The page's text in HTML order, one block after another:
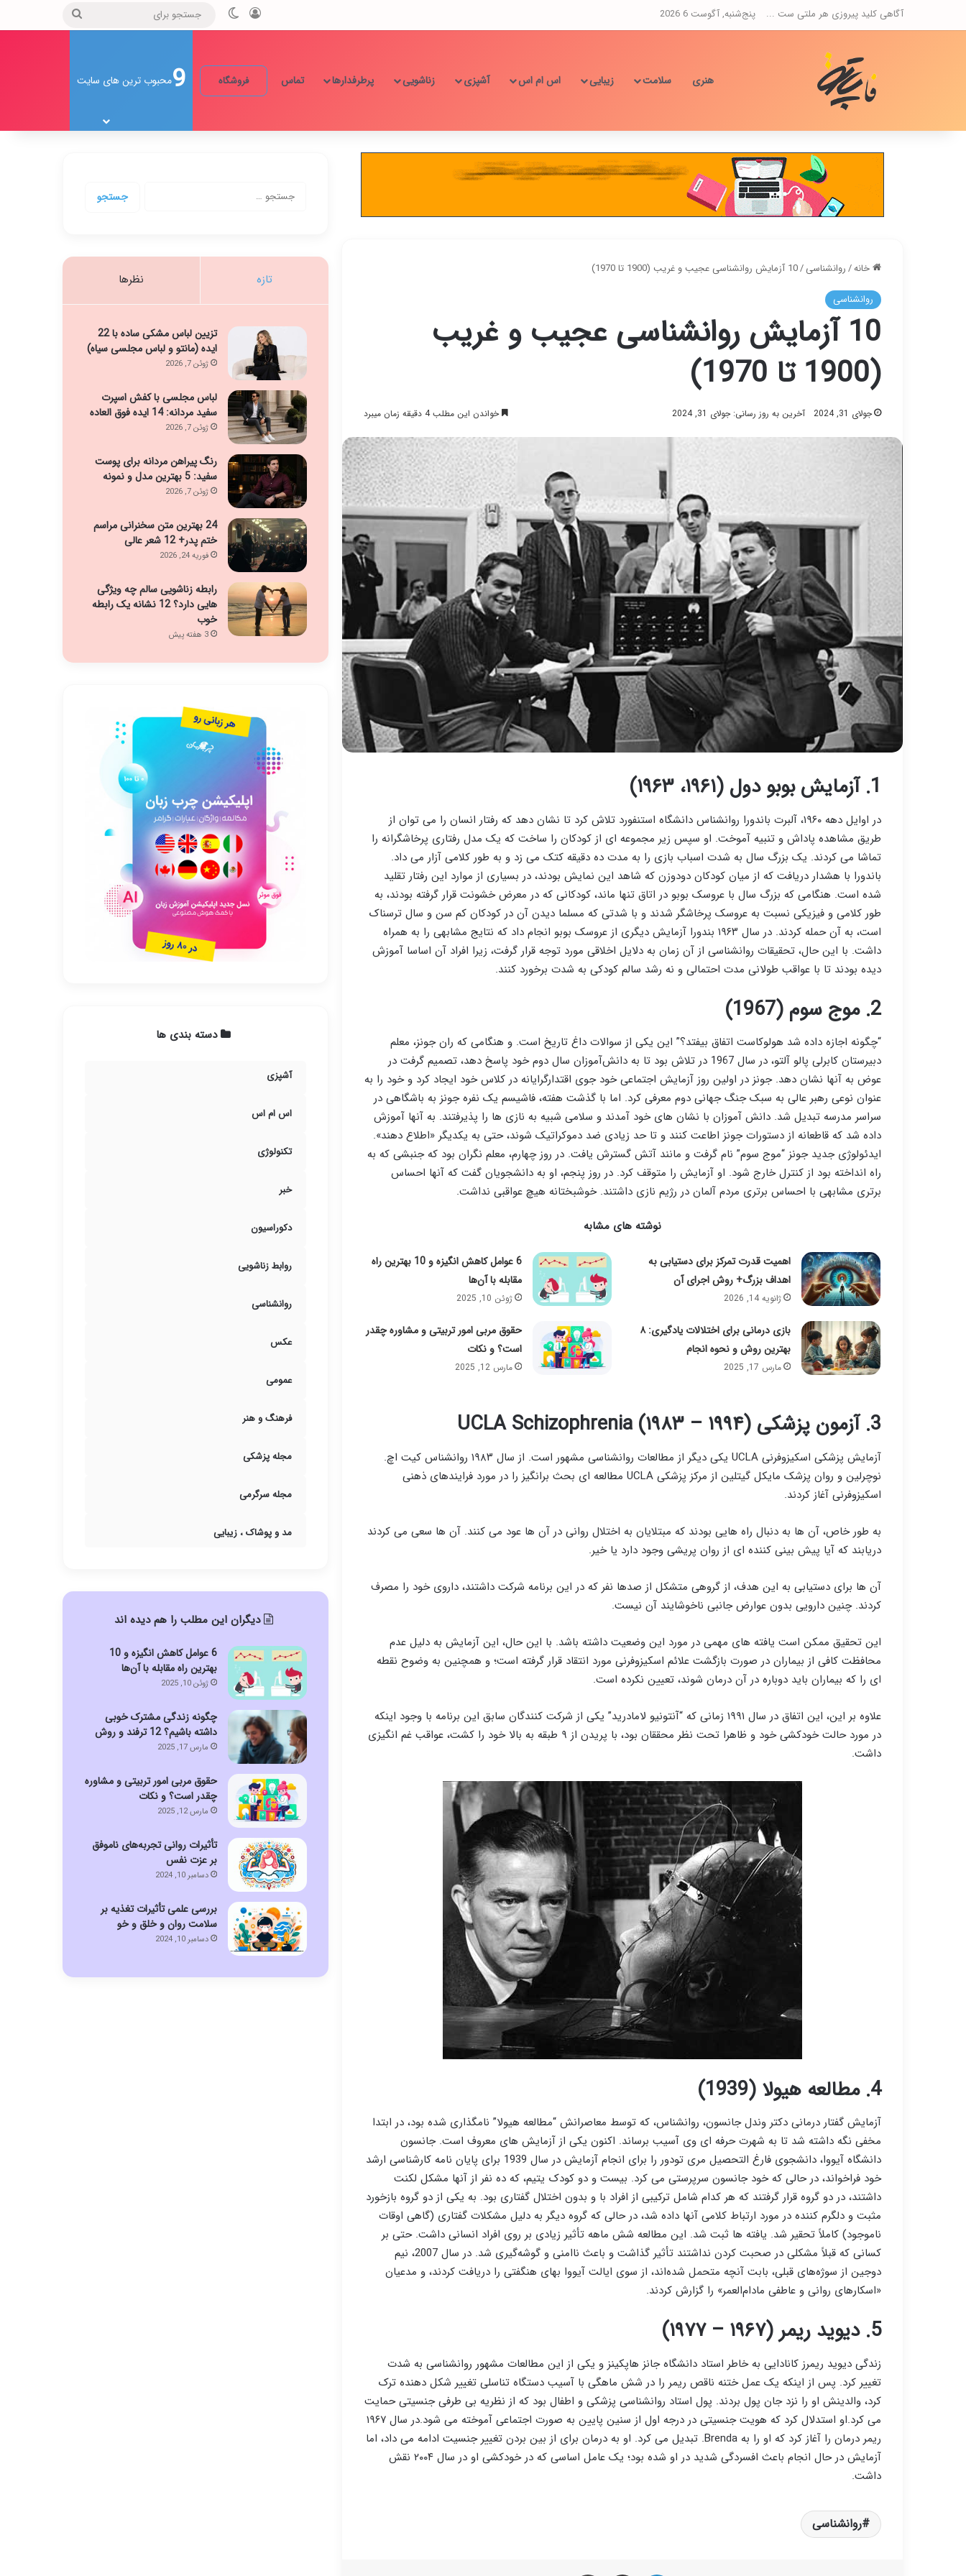
آگاهی کلید پیروزی هر ملتی ست ... پنج‌شنبه, آگوست 6 2026 ورود تغییر پوسته
جستجو
هنری سلامت زیبایی اس ام اس آشپزی زناشویی پرطرفدارها تماس فروشگاه 9محبوب ترین های سایت
خانه/روانشناسی/10 آزمایش روانشناسی عجیب و غریب (1900 تا 1970)
روانشناسی
10 آزمایش روانشناسی عجیب و غریب
(1900 تا 1970)
جولای 31, 2024 آخرین به روز رسانی: جولای 31, 2024 خواندن این مطلب 4 دقیقه زمان میبرد
1. آزمایش بوبو دول (۱۹۶۱، ۱۹۶۳)
در اوایل دهه ۱۹۶۰، آلبرت باندورا روانشناس دانشگاه استنفورد تلاش کرد تا نشان دهد که رفتار انسان را می توان از
طریق مشاهده پاداش و تنبیه آموخت. او سپس زیر مجموعه ای از کودکان را ساخت که یک مدل رفتاری پرخاشگرانه را
تماشا می کردند. یک بزرگ سال به شدت اسباب بازی را به مدت ده دقیقه کتک می زد و به طور کلامی آزار می داد.
باندورا با هشدار دریافت که از میان کودکان دودوزن که شاهد این نمایش بودند، در بسیاری از موارد این رفتار تقلید
شده است. هنگامی که بزرگ سال با عروسک بوبو در اتاق تنها ماند، کودکانی که در معرض خشونت قرار گرفته بودند، به
طور کلامی و فیزیکی نسبت به عروسک پرخاشگر شدند و با شدتی که مسلما دیدن آن در کودکان کم سن و سال ترسناک
است، به آن حمله کردند. در سال ۱۹۶۳ بندورا آزمایش دیگری از عروسک بوبو انجام داد که نتایج مشابهی را به همراه
داشت. با این حال، تحقیقات روانشناسی از آن زمان به دلایل اخلاقی مورد توجه قرار گرفت، زیرا افراد آن اساسا آموزش
دیده بودند تا با عواقب طولانی مدت احتمالی و نه رشد سالم کودکی به شدت برخورد کنند.
2. موج سوم (1967)
“چگونه اجازه داده شد هولوکاست اتفاق بیفتد؟” این یکی از سوالات داغ تاریخ است. و هنگامی که ران جونز، معلم
دبیرستان کابرلی پالو آلتو، در سال 1967 در تلاش بود تا به دانش‌آموزان سال دوم خود پاسخ دهد، تصمیم گرفت در
عوض به آنها نشان دهد. جونز در اولین روز آزمایش اجتماعی خود جوی اقتدارگرایانه در کلاس خود ایجاد کرد و خود را به
عنوان نوعی رهبر عالی به سبک جنگ جهانی دوم معرفی کرد. اما با گذشت هفته، فاشیسم یک نفره جونز به باشگاهی در
سراسر مدرسه تبدیل شد. دانش آموزان با نشان های خود آمدند و سلامی شبیه به نازی ها را پذیرفتند. به آنها آموزش
داده شد که قاطعانه از دستورات جونز اطاعت کنند و تا حد زیادی ضد دموکراتیک شوند، حتی به یکدیگر «اطلاع دهند».
ایدئولوژی جدید جونز “موج سوم” نام گرفت و مانند آتش گسترش یافت. در روز چهارم، معلم نگران بود که جنبشی که به
راه انداخته بود از کنترل خارج شود. او آزمایش را متوقف کرد. در روز پنجم، او به دانشجویان گفت که آنها احساس
برتری مشابهی با احساس برتری مردم آلمان در رژیم نازی داشتند. خوشبختانه هیچ عواقبی نداشت.
نوشته های مشابه
اهمیت قدرت تمرکز برای دستیابی به
اهداف بزرگ+ روش اجرای آن
ژانویه 14, 2026
6 عوامل کاهش انگیزه و 10 بهترین راه‌
مقابله با آن‌ها
ژوئن 10, 2025
بازی درمانی برای اختلالات یادگیری: ۸
بهترین روش و نحوه انجام
مارس 17, 2025
حقوق مربی امور تربیتی و مشاوره چقدر
است؟ و نکات
مارس 12, 2025
3. آزمون پزشکی UCLA Schizophrenia (۱۹۸۳ – ۱۹۹۴)
آزمایش پزشکی اسکیزوفرنی UCLA یکی دیگر از مطالعات روانشناسی مشهور است. از سال ۱۹۸۳ روانشناس کیت اچ.
نوچرلین و روان پزشک مایکل گیتلین از مرکز پزشکی UCLA مطالعه ای بحث برانگیز را در مورد فرایندهای ذهنی
اسکیزوفرنی آغاز کردند.
به طور خاص، آن ها به دنبال راه هایی بودند که مبتلایان به اختلال روانی در آن ها عود می کنند. آن ها سعی می کردند
دریابند که آیا پیش بینی کننده ای از روان پریشی وجود دارد یا خیر.
آن ها برای دستیابی به این هدف، از گروهی متشکل از صدها نفر که در این برنامه شرکت داشتند، داروی خود را مصرف
کردند. چنین دارویی بدون عوارض جانبی ناخوشایند آن نیست.
این تحقیق ممکن است یافته های مهمی در مورد این وضعیت داشته باشد. با این حال، این آزمایش به دلیل عدم
محافظت کافی از بیماران در صورت بازگشت علائم اسکیزوفرنی مورد انتقاد قرار گرفته است؛ و همچنین به وضوح نقطه
ای را که بیماران باید دوباره در آن درمان شوند، تعیین نکرده است.
علاوه بر این، این اتفاق در سال ۱۹۹۱ زمانی که “آنتونیو لامادرید” یکی از شرکت کنندگان سابق این برنامه با وجود اینکه
در مورد حالت خودکشی خود و ظاهرا تحت نظر محققان بود، با پریدن از ۹ طبقه به بالا خود را کشت، عواقب غم انگیزی
داشت.
4. مطالعه هیولا (1939)
آزمایش گفتار درمانی دکتر وندل جانسون، روانشناس، که توسط معاصرانش “مطالعه هیولا” نامگذاری شده بود، در ابتدا
مخفی نگه داشته شد تا به شهرت حرفه ای وی آسیب برساند. اکنون یکی از آزمایش های معروف است. جانسون
دانشگاه آیووا، دانشجوی فارغ التحصیل مری تودور را برای انجام آزمایش در سال 1939 برای پایان نامه کارشناسی ارشد
خود فراخواند، در حالی که خود جانسون سرپرستی می کرد. بیست و دو کودک یتیم، که ده نفر از آنها مشکل لکنت
داشتند، در دو گروه قرار گرفتند که هر کدام شامل ترکیبی از افراد با و بدون اختلال گفتاری بود. به یکی از دو گروه بازخورد
مثبت و دلگرم کننده در مورد ارتباط کلامی آنها داده شد، در حالی که گروه دیگر به دلیل مشکلات گفتاری (گاهی اوقات
ناموجود) کاملاً تحقیر شد. یافته ها ثبت شد. این مطالعه شش ماهه تأثیر زیادی بر روی افراد انسانی داشت. حتی بر
کسانی که قبلاً مشکلی در صحبت کردن نداشتند تأثیر گذاشت و باعث ناامنی و گوشه‌گیری شد. در سال 2007، نیم
دوجین از سوژه‌های قبلی، بابت آنچه متحمل شده‌اند، از سوی ایالت آیووا بهای هنگفتی را دریافت کردند، و مدعیان
«اسکارهای روانی و عاطفی مادام‌العمر» را گزارش کردند.
5. دیوید ریمر (۱۹۶۷ – ۱۹۷۷)
زندگی دیوید ریمرز کانادایی به خاطر استاد دانشگاه جانز هاپکینز و یکی از این مطالعات مشهور روانشناسی به شدت
تغییر کرد. پس از اینکه یک عمل ختنه ناقص ریمر را در شش ماهگی با آسیب دستگاه تناسلی تغییر شکل دهنده ترک
کرد، والدینش او را نزد جان پول بردند. پول استاد روانشناسی پزشکی و اطفال بود که از نظریه بی طرفی جنسیتی حمایت
می کرد.او استدلال کرد که هویت جنسیتی در درجه اول از سنین پایین به صورت اجتماعی آموخته می شود.در سال ۱۹۶۷
ریمر درمان را آغاز کرد که او را به Brenda. تبدیل می کرد. او به درمان برای از بین بردن تغییر جنسیت ادامه می داد، اما
آزمایش در حال انجام باعث افسردگی شدید در او شده بود؛ یک عامل اساسی که در خودکشی او در سال ۲۰۰۴ نقش
داشت.
روانشناسی
تازه نظرها
تزیین لباس مشکی ساده با 22
ایده (مانتو و لباس مجلسی سیاه)
ژوئن 7, 2026
لباس مجلسی با کفش اسپرت
سفید مردانه: 14 ایده فوق العاده
ژوئن 7, 2026
رنگ پیراهن مردانه برای پوست
سفید: 5 بهترین مدل و نمونه
ژوئن 7, 2026
24 بهترین متن سخنرانی مراسم
ختم پدر+ 12 شعر عالی
فوریه 24, 2026
رابطه زناشویی سالم چه ویژگی
هایی دارد؟ 12 نشانه یک رابطه
خوب
3 هفته پیش
دسته بندی ها
آشپزی
اس ام اس
تکنولوژی
خبر
دکوراسیون
روابط زناشویی
روانشناسی
عکس
عمومی
فرهنگ و هنر
مجله پزشکی
مجله سرگرمی
مد و پوشاک ، زیبایی
دیگران این مطلب را هم دیده اند
6 عوامل کاهش انگیزه و 10
بهترین راه‌ مقابله با آن‌ها
ژوئن 10, 2025
چگونه زندگی مشترک خوبی
داشته باشیم؟ 12 ترفند و روش
مارس 17, 2025
حقوق مربی امور تربیتی و مشاوره
چقدر است؟ و نکات
مارس 12, 2025
تأثیرات روانی تجربه‌های ناموفق
بر عزت نفس
دسامبر 10, 2024
بررسی علمی تأثیرات تغذیه بر
سلامت روان و خلق و خو
دسامبر 10, 2024